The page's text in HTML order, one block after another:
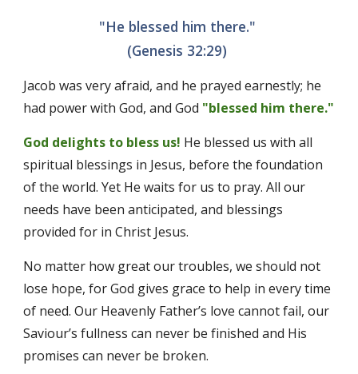
"He blessed him there."
(Genesis 32:29)
Jacob was very afraid, and he prayed earnestly; he
had power with God, and God
God delights to bless us! He blessed us with all
spiritual blessings in Jesus, before the foundation
of the world. Yet He waits for us to pray. All our
needs have been anticipated, and blessings
provided for in Christ Jesus.
No matter how great our troubles, we should not
lose hope, for God gives grace to help in every time
of need. Our Heavenly Father’s love cannot fail, our
Saviour’s fullness can never be finished and His
promises can never be broken.